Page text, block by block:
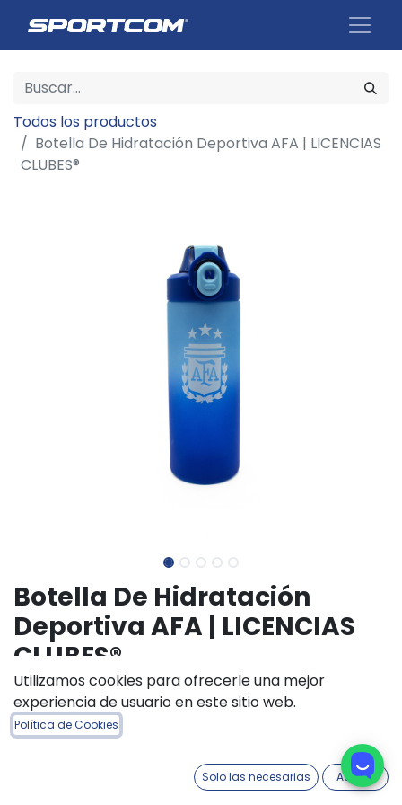
Todos los productos
Botella De Hidratación Deportiva AFA | LICENCIAS
CLUBES®
Botella De Hidratación
Deportiva AFA | LICENCIAS
CLUBES®
(0 reseña)
$17.700,00
Utilizamos cookies para ofrecerle una mejor
experiencia de usuario en este sitio web.
Política de Cookies
Solo las necesarias Acepto